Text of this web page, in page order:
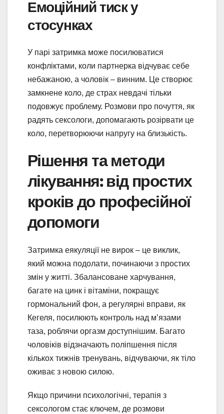
Емоційний тиск у
стосунках
У парі затримка може посилюватися
конфліктами, коли партнерка відчуває себе
небажаною, а чоловік – винним. Це створює
замкнене коло, де страх невдачі тільки
подовжує проблему. Розмови про почуття, як
радять сексологи, допомагають розірвати це
коло, перетворюючи напругу на близькість.
Рішення та методи
лікування: від простих
кроків до професійної
допомоги
Затримка еякуляції не вирок – це виклик,
який можна подолати, починаючи з простих
змін у житті. Збалансоване харчування,
багате на цинк і вітаміни, покращує
гормональний фон, а регулярні вправи, як
Кегеля, посилюють контроль над м’язами
таза, роблячи оргазм доступнішим. Багато
чоловіків відзначають поліпшення після
кількох тижнів тренувань, відчуваючи, як тіло
оживає з новою силою.
Якщо причини психологічні, терапія з
сексологом стає ключем, де розмови